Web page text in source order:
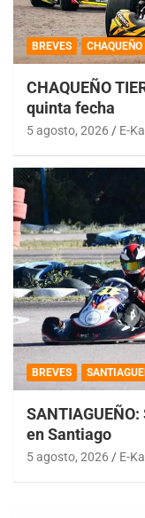
BREVES
CHAQUEÑO
quinta fecha
5 agosto, 2026 E-
BREVES
en Santiago
5 agosto, 2026 E-